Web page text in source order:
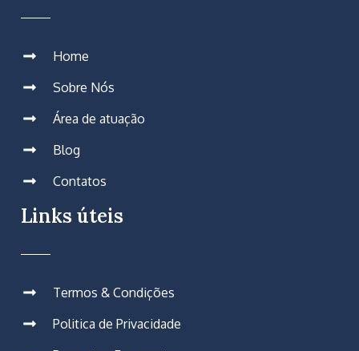
Home
Sobre Nós
Área de atuação
Blog
Contatos
Links úteis
Termos & Condições
Politica de Privacidade